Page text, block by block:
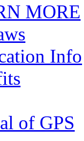
MORE
Info
of GPS